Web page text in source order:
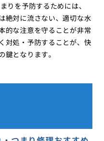
りを予防するためには、
絶対に流さない、適切な水
的な注意を守ることが非常
対処・予防することが、快
となります。